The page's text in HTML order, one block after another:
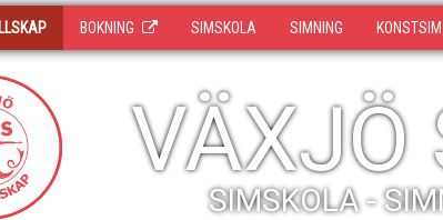
BOKNING SIMSKOLA SIMNING KONSTSIM
VÄXJÖ
SIMSKOLA -